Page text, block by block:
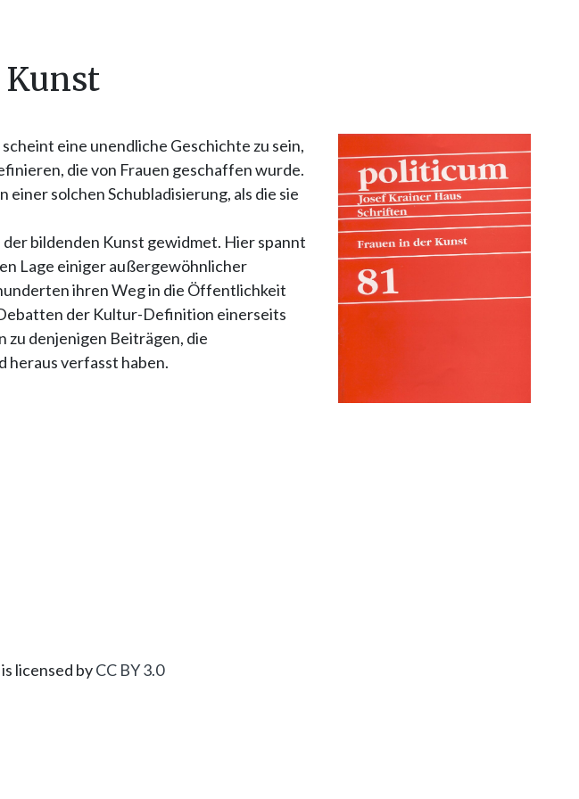
Kunst
eine unendliche Geschichte zu sein,
die von Frauen geschaffen wurde.
solchen Schubladisierung, als die sie
bildenden Kunst gewidmet. Hier spannt
Lage einiger außergewöhnlicher
ihren Weg in die Öffentlichkeit
der Kultur-Definition einerseits
zu denjenigen Beiträgen, die
heraus verfasst haben.
is licensed byCC BY 3.0